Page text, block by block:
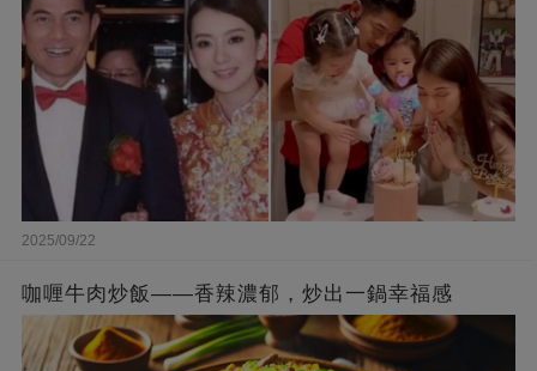
2025/09/22
咖喱牛肉炒飯——香辣濃郁，炒出一鍋幸福感